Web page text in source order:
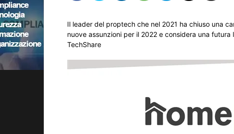
Il leader del proptech che nel 2021 ha chiuso una
nuove assunzioni per il 2022 e considera una
TechShare